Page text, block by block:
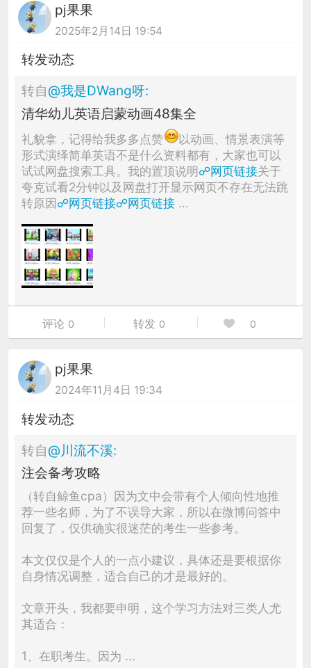
pj果果
2025年2月14日 19:54
转发动态
转自@我是DWang呀:
清华幼儿英语启蒙动画48集全
礼貌拿，记得给我多多点赞
以动画、情景表演等
形式演绎简单英语不是什么资料都有，大家也可以
试试网盘搜索工具。我的置顶说明☍网页链接关于
夸克试看2分钟以及网盘打开显示网页不存在无法跳
转原因☍网页链接☍网页链接 ...
评论 0 转发 0 0
pj果果
2024年11月4日 19:34
转发动态
转自@川流不溪:
注会备考攻略
（转自鲸鱼cpa）因为文中会带有个人倾向性地推
荐一些名师，为了不误导大家，所以在微博问答中
回复了，仅供确实很迷茫的考生一些参考。
本文仅仅是个人的一点小建议，具体还是要根据你
自身情况调整，适合自己的才是最好的。
文章开头，我都要申明，这个学习方法对三类人尤
其适合：
1、在职考生。因为 ...